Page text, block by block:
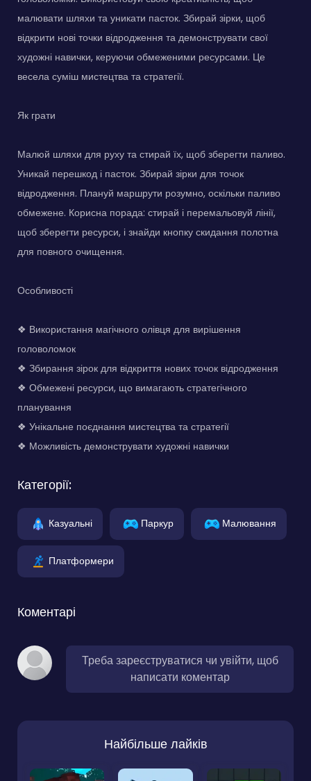
малювати шляхи та уникати пасток. Збирай зірки, щоб
відкрити нові точки відродження та демонструвати свої
художні навички, керуючи обмеженими ресурсами. Це
весела суміш мистецтва та стратегії.
Як грати
Малюй шляхи для руху та стирай їх, щоб зберегти паливо.
Уникай перешкод і пасток. Збирай зірки для точок
відродження. Плануй маршрути розумно, оскільки паливо
обмежене. Корисна порада: стирай і перемальовуй лінії,
щоб зберегти ресурси, і знайди кнопку скидання полотна
для повного очищення.
Особливості
❖ Використання магічного олівця для вирішення
головоломок
❖ Збирання зірок для відкриття нових точок відродження
❖ Обмежені ресурси, що вимагають стратегічного
планування
❖ Унікальне поєднання мистецтва та стратегії
❖ Можливість демонструвати художні навички
Категорії:
Казуальні Паркур Малювання
Платформери
Коментарі
Треба зареєструватися чи увійти, щоб
написати коментар
Найбільше лайків